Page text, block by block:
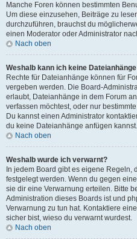
Manche Foren können bestimmten
Um diese einzusehen, Beiträge zu
durchzuführen, brauchst du
einen Moderator oder Administrator
Nach oben
Weshalb kann ich keine
Rechte für Dateianhänge können für
vergeben werden. Die Board-
erlaubt, Dateianhänge in dem Forum
verfassen möchtest, oder nur
Du kannst einen Administrator
du keine Dateianhänge anfügen kannst.
Nach oben
Weshalb wurde ich verwarnt?
In jedem Board gibt es eigene Regeln,
festgelegt werden. Wenn du gegen
sie dir eine Verwarnung erteilen. Bitte
Administration dieses Boards ist und
Verwarnung zu tun hat. Kontaktiere
sicher bist, wieso du verwarnt wurdest.
Nach oben